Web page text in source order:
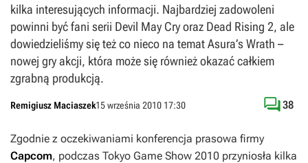
kilka interesujących informacji. Najbardziej zadowoleni
powinni być fani serii Devil May Cry oraz Dead Rising 2, ale
dowiedzieliśmy się też co nieco na temat Asura’s Wrath –
nowej gry akcji, która może się również okazać całkiem
zgrabną produkcją.
Remigiusz Maciaszek15 września 2010 17:30 38
Zgodnie z oczekiwaniami konferencja prasowa firmy
Capcom, podczas Tokyo Game Show 2010 przyniosła kilka